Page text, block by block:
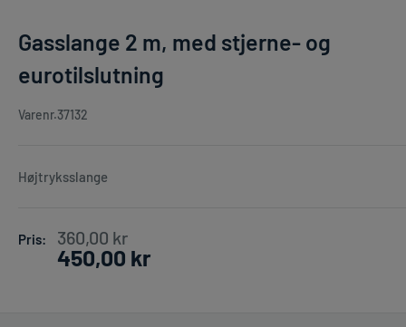
Gasslange 2 m, med stjerne- og
eurotilslutning
Varenr.37132
Højtryksslange
Pris: Pris
360,00 kr
450,00 kr